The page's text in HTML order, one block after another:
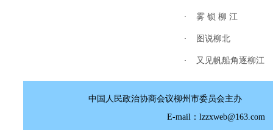
· 雾 锁 柳 江
· 图说柳北
· 又见帆船角逐柳江
中国人民政治协商会议柳州市委员会主
E-mail：